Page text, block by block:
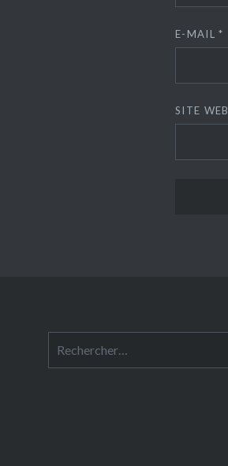
E-MAIL*
SITE WEB